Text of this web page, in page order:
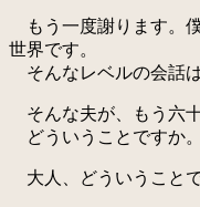
もう一度謝ります。
世界です。
そんなレベルの会話
そんな夫が、もう六
どういうことですか。
大人、どういうことで